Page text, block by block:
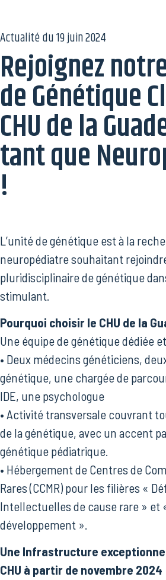
Actualité du19 juin 2024
Rejoignez
de Génétique
CHU de la
tant que
!
L’unité de génétique est à la
neuropédiatre souhaitant
pluridisciplinaire de génétique
stimulant.
Pourquoi choisir le CHU de la
Une équipe de génétique dédiée
• Deux médecins généticiens,
génétique, une chargée de
IDE, une psychologue
• Activité transversale couvrant
de la génétique, avec un accent
génétique pédiatrique.
• Hébergement de Centres de
Rares (CCMR) pour les filières «
Intellectuelles de cause rare » et
développement ».
Une Infrastructure
CHU à partir de novembre 2024